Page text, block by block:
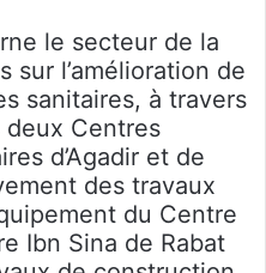
le secteur de la
sur l’amélioration de
sanitaires, à travers
deux Centres
d’Agadir et de
des travaux
du Centre
Ibn Sina de Rabat